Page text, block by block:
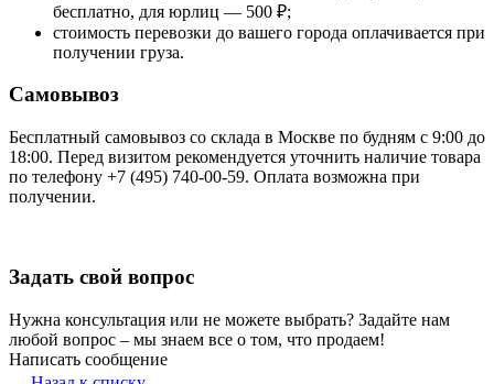
бесплатно, для юрлиц — 500 ₽;
стоимость перевозки до вашего города оплачивается при
получении груза.
Самовывоз
Бесплатный самовывоз со склада в Москве по будням с 9:00 до
18:00. Перед визитом рекомендуется уточнить наличие товара
по телефону +7 (495) 740-00-59. Оплата возможна при
получении.
Задать свой вопрос
Нужна консультация или не можете выбрать? Задайте нам
любой вопрос – мы знаем все о том, что продаем!
Написать сообщение